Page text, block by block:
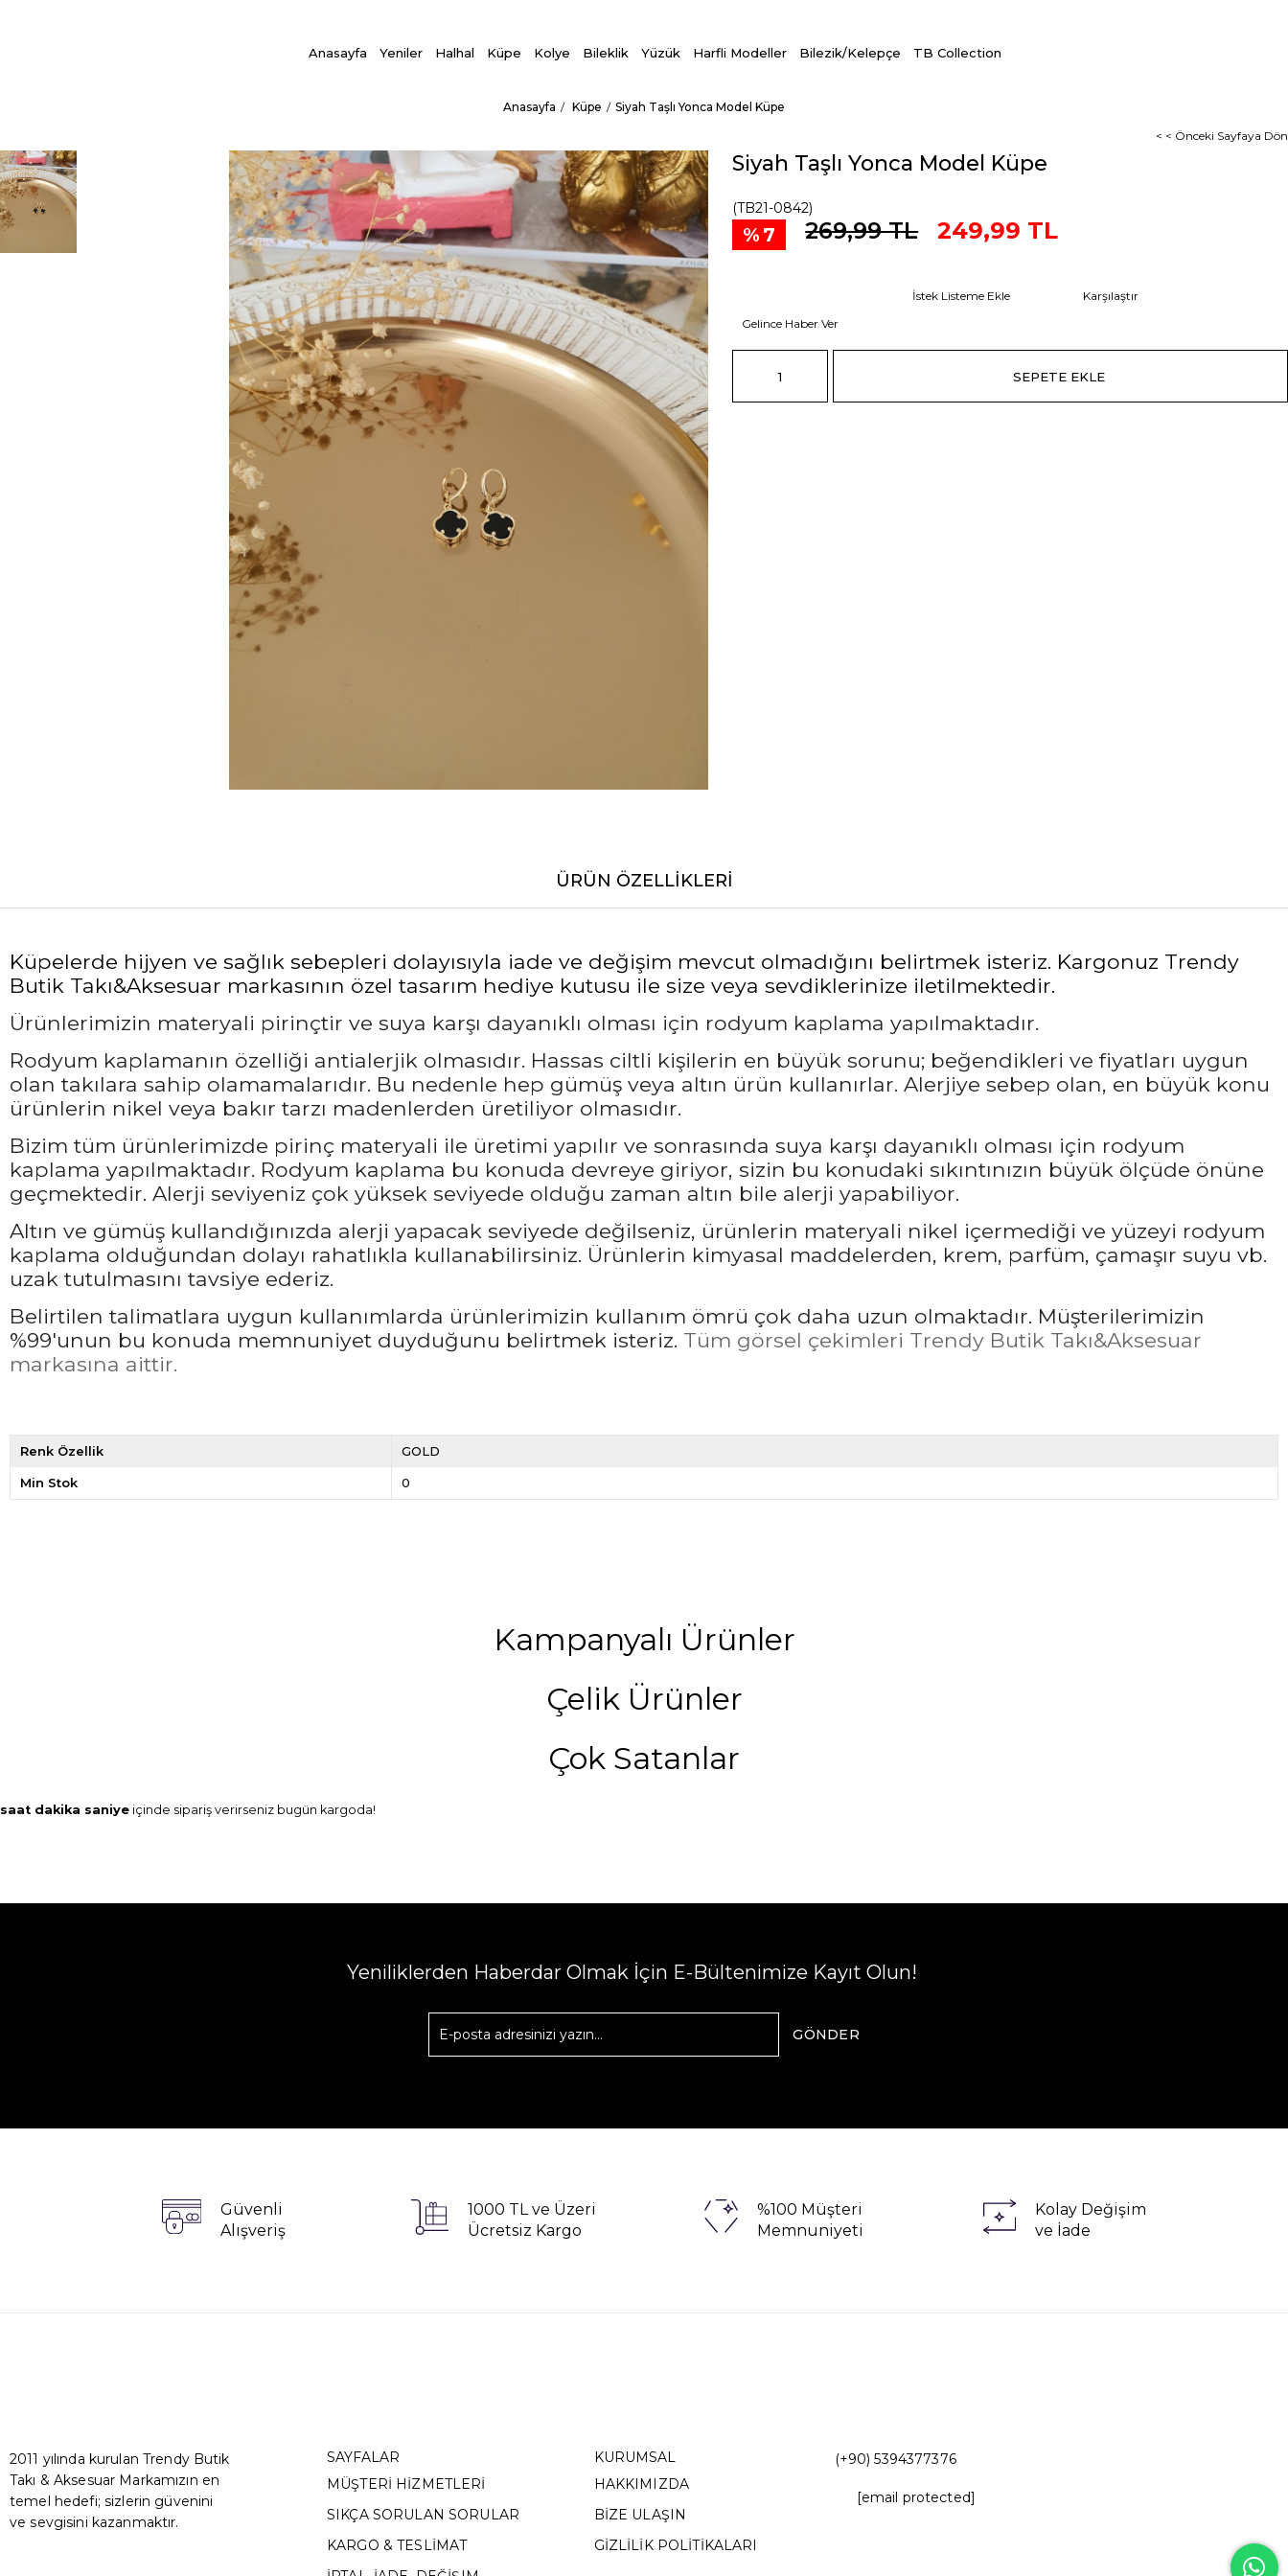
Anasayfa Yeniler Halhal Küpe Kolye Bileklik Yüzük Harfli Modeller Bilezik/Kelepçe TB Collection
Anasayfa Küpe
Siyah Taşlı Yonca Model Küpe
< < Önceki Sayfaya Dön
Siyah Taşlı Yonca Model Küpe
(TB21-0842)
7 269,99 TL 249,99 TL
İstek Listeme Ekle
Karşılaştır
Gelince Haber Ver
ÜRÜN ÖZELLIKLERI
Küpelerde hijyen ve sağlık sebepleri dolayısıyla iade ve değişim mevcut olmadığını belirtmek isteriz. Kargonuz Trendy
Butik Takı&Aksesuar markasının özel tasarım hediye kutusu ile size veya sevdiklerinize iletilmektedir.
Ürünlerimizin materyali pirinçtir ve suya karşı dayanıklı olması için rodyum kaplama yapılmaktadır.
Rodyum kaplamanın özelliği antialerjik olmasıdır. Hassas ciltli kişilerin en büyük sorunu; beğendikleri ve fiyatları uygun
olan takılara sahip olamamalarıdır. Bu nedenle hep gümüş veya altın ürün kullanırlar. Alerjiye sebep olan, en büyük konu
ürünlerin nikel veya bakır tarzı madenlerden üretiliyor olmasıdır.
Bizim tüm ürünlerimizde pirinç materyali ile üretimi yapılır ve sonrasında suya karşı dayanıklı olması için rodyum
kaplama yapılmaktadır. Rodyum kaplama bu konuda devreye giriyor, sizin bu konudaki sıkıntınızın büyük ölçüde önüne
geçmektedir. Alerji seviyeniz çok yüksek seviyede olduğu zaman altın bile alerji yapabiliyor.
Altın ve gümüş kullandığınızda alerji yapacak seviyede değilseniz, ürünlerin materyali nikel içermediği ve yüzeyi rodyum
kaplama olduğundan dolayı rahatlıkla kullanabilirsiniz. Ürünlerin kimyasal maddelerden, krem, parfüm, çamaşır suyu vb.
uzak tutulmasını tavsiye ederiz.
Belirtilen talimatlara uygun kullanımlarda ürünlerimizin kullanım ömrü çok daha uzun olmaktadır. Müşterilerimizin
%99'unun bu konuda memnuniyet duyduğunu belirtmek isteriz. Tüm görsel çekimleri Trendy Butik Takı&Aksesuar
markasına aittir.
Renk Özellik GOLD
Min Stok 0
Kampanyalı Ürünler
Çelik Ürünler
Çok Satanlar
saat dakika saniye içinde sipariş verirseniz bugün kargoda!
Yeniliklerden Haberdar Olmak İçin E-Bültenimize Kayıt Olun!
GÖNDER
Güvenli
Alışveriş
1000 TL ve Üzeri
Ücretsiz Kargo
%100 Müşteri
Memnuniyeti
Kolay Değişim
ve İade
2011 yılında kurulan Trendy Butik
Takı & Aksesuar Markamızın en
temel hedefi; sizlerin güvenini
ve sevgisini kazanmaktır.
SAYFALAR
MÜŞTERİ HİZMETLERİ
SIKÇA SORULAN SORULAR
KARGO & TESLİMAT
KURUMSAL
HAKKIMIZDA
BİZE ULAŞIN
GİZLİLİK POLİTİKALARI
(+90) 5394377376
[email protected]